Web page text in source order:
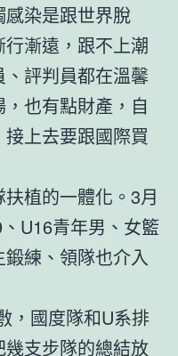
染是跟世界脫
漸遠，跟不上潮
評判員都在溫馨
也有點財產，自
上去要跟國際買
植的一體化。3月
U16青年男、女籃
練、領隊也介入
，國度隊和U系排
支步隊的總結放